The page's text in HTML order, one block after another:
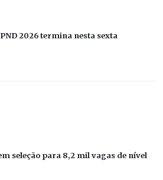
2026 termina nesta sexta
seleção para 8,2 mil vagas de nível